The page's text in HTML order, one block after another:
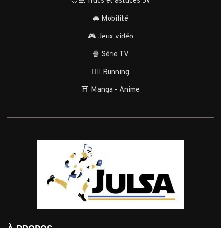
🚘 Mobilité
🎮 Jeux vidéo
🍿 Série TV
🏃‍♂️ Running
⛩️ Manga - Anime